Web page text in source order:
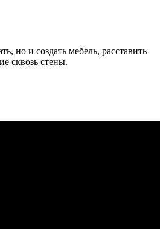
но и создать мебель, расставить
сквозь стены.